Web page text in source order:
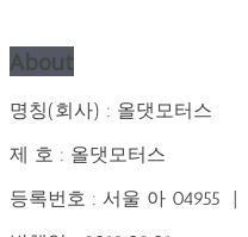
About
명칭(회사) : 올댓모터스
제 호 : 올댓모터스
등록번호 : 서울 아 04955 |